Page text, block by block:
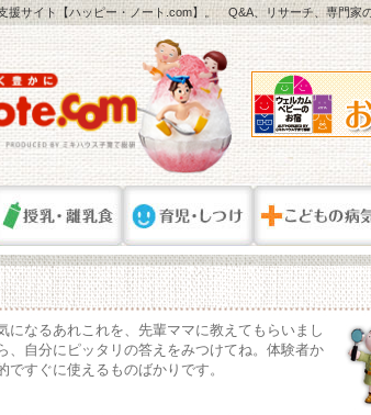
援サイト【ハッピー・ノート.com】。 Q&A、リサーチ、専門家
になるあれこれを、先輩ママに教えてもらいまし
、自分にピッタリの答えをみつけてね。体験者か
すぐに使えるものばかりです。